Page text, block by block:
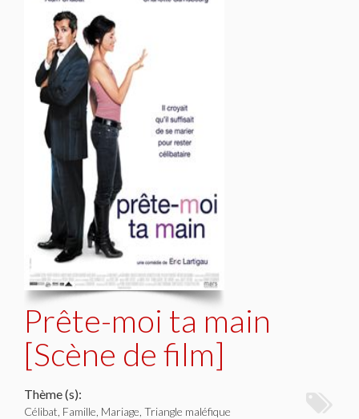
Prête-moi ta main
[Scène de film]
Thème (s):
Célibat, Famille, Mariage, Triangle maléfique